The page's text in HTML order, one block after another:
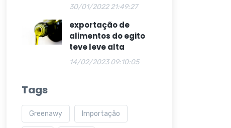
30/01/2022 21:49:27
exportação de
alimentos do egito
teve leve alta
14/02/2023 09:10:05
Tags
Greenawy Importação